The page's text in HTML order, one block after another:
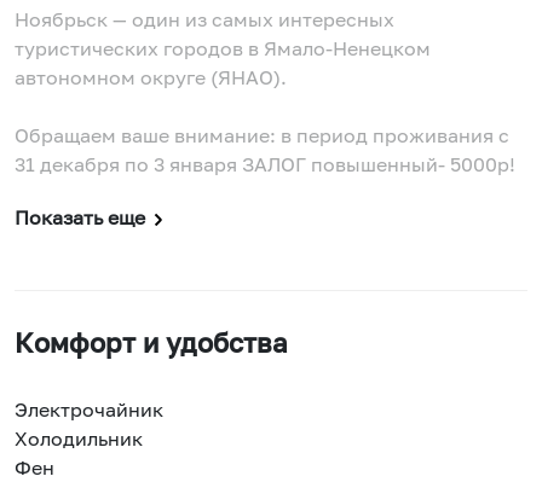
Ноябрьск — один из самых интересных
туристических городов в Ямало-Ненецком
автономном округе (ЯНАО).
Обращаем ваше внимание: в период проживания с
31 декабря по 3 января ЗАЛОГ повышенный- 5000р!
Показать еще
Комфорт и удобства
Электрочайник
Холодильник
Фен